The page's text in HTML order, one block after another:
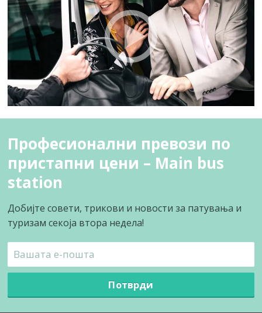
Професионални превози по
пристапни цени – Main bus
station
Добијте совети, трикови и новости за патувања и
туризам секоја втора недела!
Потврди